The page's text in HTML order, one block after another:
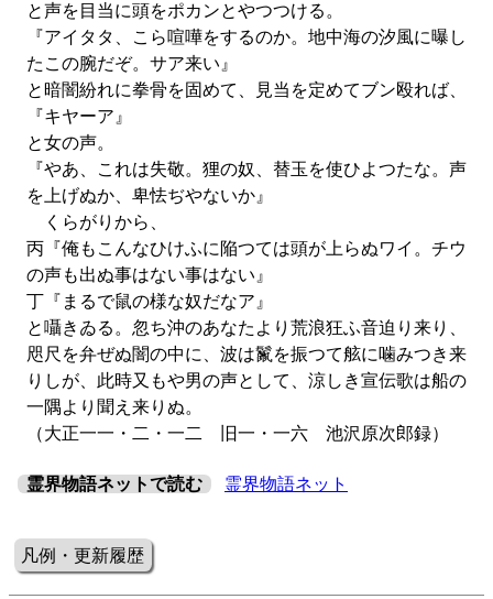
と声を目当に頭をポカンとやつつける。
『アイタタ、こら喧嘩をするのか。地中海の汐風に曝し
たこの腕だぞ。サア来い』
と暗闇紛れに拳骨を固めて、見当を定めてブン殴れば、
『キヤーア』
と女の声。
『やあ、これは失敬。狸の奴、替玉を使ひよつたな。声
を上げぬか、卑怯ぢやないか』
くらがりから、
丙『俺もこんなひけふに陥つては頭が上らぬワイ。チウ
の声も出ぬ事はない事はない』
丁『まるで鼠の様な奴だなア』
と囁きゐる。忽ち沖のあなたより荒浪狂ふ音迫り来り、
咫尺を弁ぜぬ闇の中に、波は鬣を振つて舷に噛みつき来
りしが、此時又もや男の声として、涼しき宣伝歌は船の
一隅より聞え来りぬ。
（大正一一・二・一二 旧一・一六 池沢原次郎録）
霊界物語ネットで読む 霊界物語ネット
凡例・更新履歴